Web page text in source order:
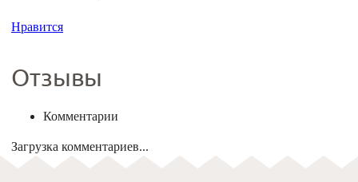
Нравится
Отзывы
Комментарии
Загрузка комментариев...